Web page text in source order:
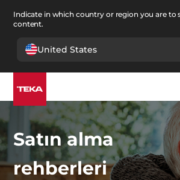
Indicate in which country or region you are to
content.
United States
Satın alma
rehberleri